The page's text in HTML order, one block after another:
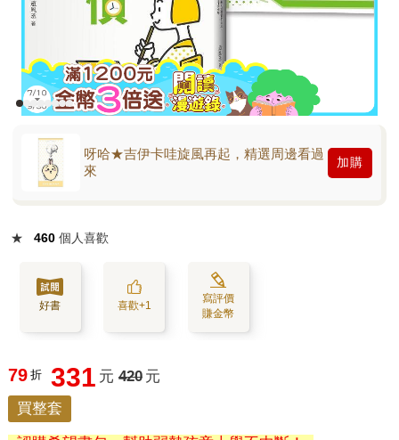
呀哈★吉伊卡哇旋風再起，精選周邊看過
來
加購
★ 460 個人喜歡
好書 喜歡+1
寫評價
賺金幣
79 折 331 元 420 元
買整套